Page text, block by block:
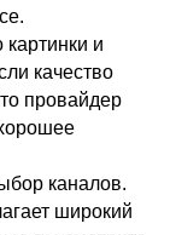
и
качество
провайдер
каналов.
широкий